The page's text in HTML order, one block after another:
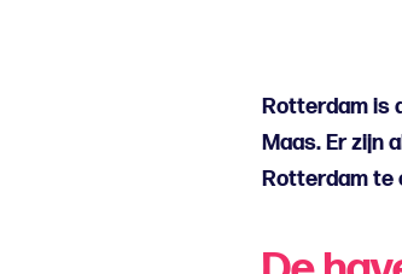
Rotterdam is
Maas. Er zijn
Rotterdam te